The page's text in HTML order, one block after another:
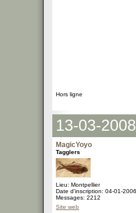
Hors ligne
13-03-
MagicYoyo
Tagglers
Lieu: Montpellier
Date d'inscription: 04-01-2006
Messages: 2212
Site web